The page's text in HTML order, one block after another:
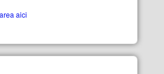
aici